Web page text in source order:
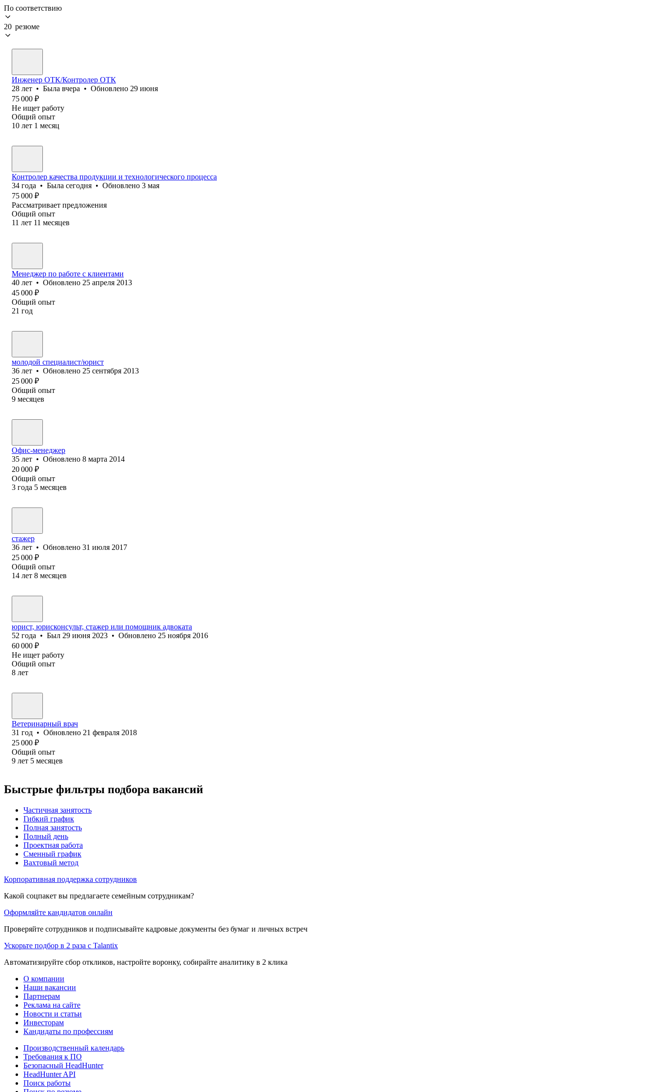
По соответствию
20 резюме
Инженер ОТК/Контролер ОТК
28 лет • Была вчера • Обновлено 29 июня
75 000 ₽
Не ищет работу
Общий опыт
10 лет 1 месяц
Контролер качества продукции и технологического процесса
34 года • Была сегодня • Обновлено 3 мая
75 000 ₽
Рассматривает предложения
Общий опыт
11 лет 11 месяцев
Менеджер по работе с клиентами
40 лет • Обновлено 25 апреля 2013
45 000 ₽
Общий опыт
21 год
молодой специалист/юрист
36 лет • Обновлено 25 сентября 2013
25 000 ₽
Общий опыт
9 месяцев
Офис-менеджер
35 лет • Обновлено 8 марта 2014
20 000 ₽
Общий опыт
3 года 5 месяцев
стажер
36 лет • Обновлено 31 июля 2017
25 000 ₽
Общий опыт
14 лет 8 месяцев
юрист, юрисконсульт, стажер или помощник адвоката
52 года • Был 29 июня 2023 • Обновлено 25 ноября 2016
60 000 ₽
Не ищет работу
Общий опыт
8 лет
Ветеринарный врач
31 год • Обновлено 21 февраля 2018
25 000 ₽
Общий опыт
9 лет 5 месяцев
Быстрые фильтры подбора вакансий
Частичная занятость
Гибкий график
Полная занятость
Полный день
Проектная работа
Сменный график
Вахтовый метод
Корпоративная поддержка сотрудников
Какой соцпакет вы предлагаете семейным сотрудникам?
Оформляйте кандидатов онлайн
Проверяйте сотрудников и подписывайте кадровые документы без бумаг и личных встреч
Ускорьте подбор в 2 раза с Talantix
Автоматизируйте сбор откликов, настройте воронку, собирайте аналитику в 2 клика
О компании
Наши вакансии
Партнерам
Реклама на сайте
Новости и статьи
Инвесторам
Кандидаты по профессиям
Производственный календарь
Требования к ПО
Безопасный HeadHunter
HeadHunter API
Поиск работы